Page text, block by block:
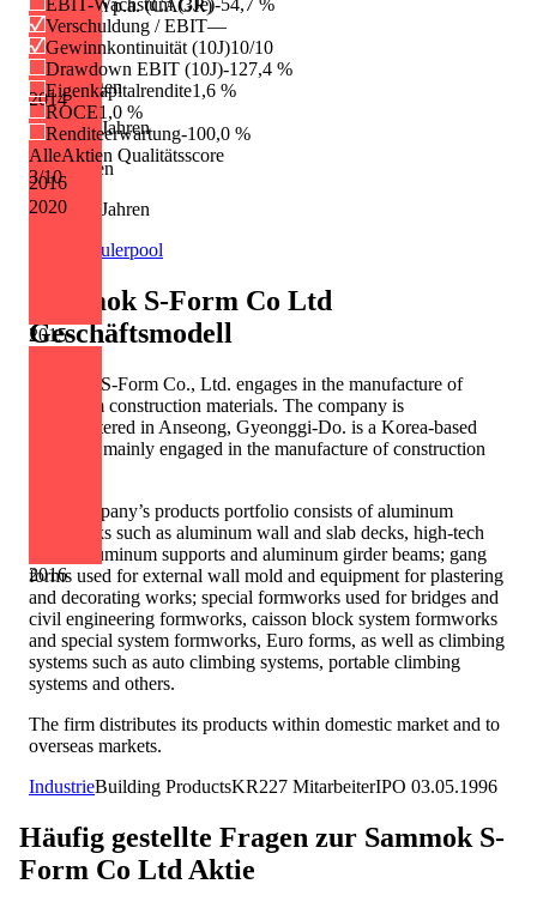
2016
2020
2014
2015
2016
EBIT-Wachstum (3Je)-54,7 %
Verschuldung / EBIT—
Gewinnkontinuität (10J)10/10
Drawdown EBIT (10J)-127,4 %
Eigenkapitalrendite1,6 %
ROCE1,0 %
Renditeerwartung-100,0 %
AlleAktien Qualitätsscore
3/10
Wachstum p.a. (CAGR)
+13,7 %
Erhöhungen
2 von 13 Jahren
Kürzungen
0 von 13 Jahren
Quelle: Eulerpool
Sammok S-Form Co Ltd
Geschäftsmodell
Sammok S-Form Co., Ltd. engages in the manufacture of
aluminum construction materials. The company is
headquartered in Anseong, Gyeonggi-Do. is a Korea-based
company mainly engaged in the manufacture of construction
The Company’s products portfolio consists of aluminum
formworks such as aluminum wall and slab decks, high-tech
forms, aluminum supports and aluminum girder beams; gang
forms used for external wall mold and equipment for plastering
and decorating works; special formworks used for bridges and
civil engineering formworks, caisson block system formworks
and special system formworks, Euro forms, as well as climbing
systems such as auto climbing systems, portable climbing
systems and others.
The firm distributes its products within domestic market and to
overseas markets.
IndustrieBuilding ProductsKR227 MitarbeiterIPO 03.05.1996
Häufig gestellte Fragen zur Sammok S-
Form Co Ltd Aktie